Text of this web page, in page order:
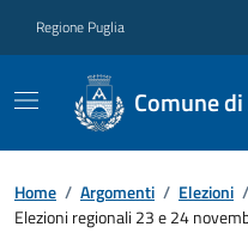
Regione Puglia
Comune
Home / Argomenti / Elezioni /
Elezioni regionali 23 e 24